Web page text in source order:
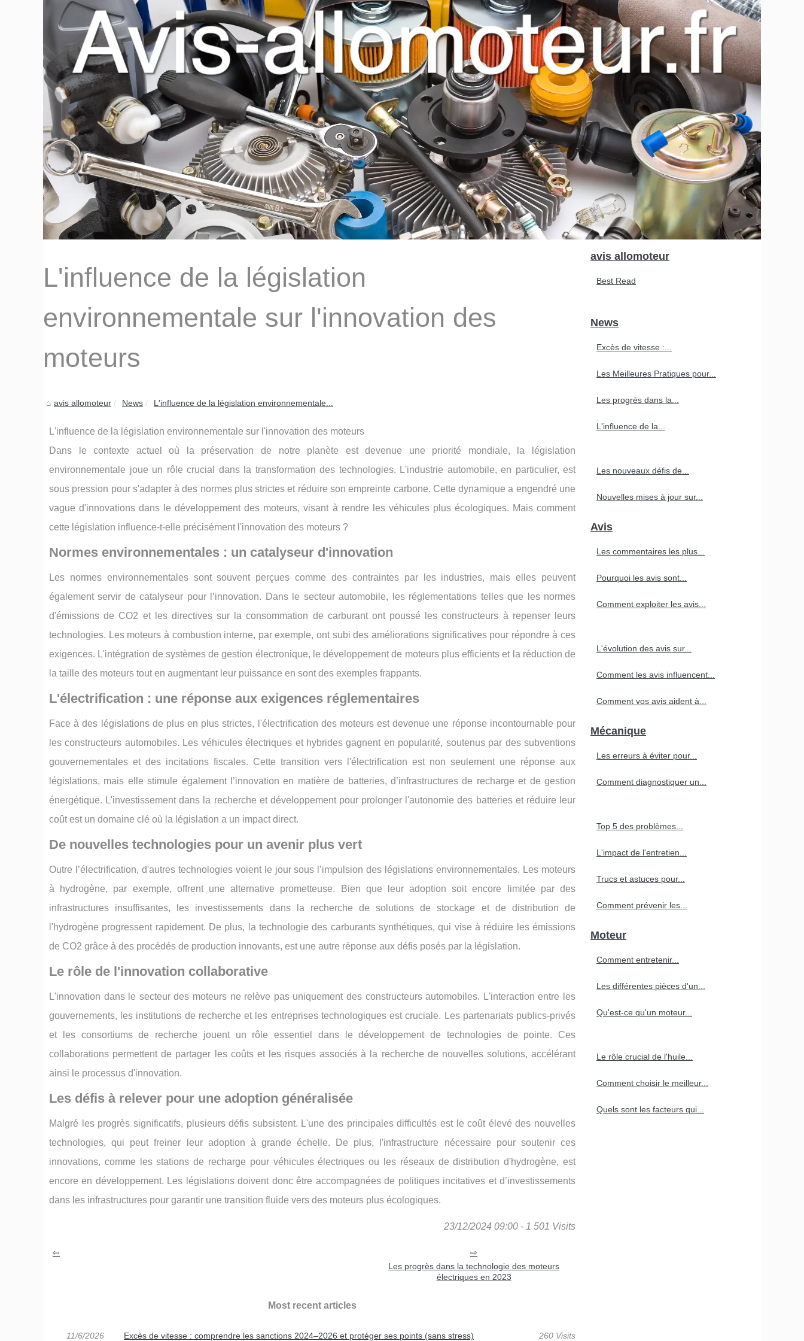
L'influence de la législation
environnementale sur l'innovation des
moteurs
avis allomoteur News L'influence de la législation environnementale...
L'influence de la législation environnementale sur l'innovation des moteurs
Dans le contexte actuel où la préservation de notre planète est devenue une priorité mondiale, la législation
environnementale joue un rôle crucial dans la transformation des technologies. L'industrie automobile, en particulier, est
sous pression pour s'adapter à des normes plus strictes et réduire son empreinte carbone. Cette dynamique a engendré une
vague d'innovations dans le développement des moteurs, visant à rendre les véhicules plus écologiques. Mais comment
cette législation influence-t-elle précisément l'innovation des moteurs ?
Normes environnementales : un catalyseur d'innovation
Les normes environnementales sont souvent perçues comme des contraintes par les industries, mais elles peuvent
également servir de catalyseur pour l’innovation. Dans le secteur automobile, les réglementations telles que les normes
d'émissions de CO2 et les directives sur la consommation de carburant ont poussé les constructeurs à repenser leurs
technologies. Les moteurs à combustion interne, par exemple, ont subi des améliorations significatives pour répondre à ces
exigences. L'intégration de systèmes de gestion électronique, le développement de moteurs plus efficients et la réduction de
la taille des moteurs tout en augmentant leur puissance en sont des exemples frappants.
L'électrification : une réponse aux exigences réglementaires
Face à des législations de plus en plus strictes, l'électrification des moteurs est devenue une réponse incontournable pour
les constructeurs automobiles. Les véhicules électriques et hybrides gagnent en popularité, soutenus par des subventions
gouvernementales et des incitations fiscales. Cette transition vers l'électrification est non seulement une réponse aux
législations, mais elle stimule également l’innovation en matière de batteries, d’infrastructures de recharge et de gestion
énergétique. L'investissement dans la recherche et développement pour prolonger l'autonomie des batteries et réduire leur
coût est un domaine clé où la législation a un impact direct.
De nouvelles technologies pour un avenir plus vert
Outre l’électrification, d'autres technologies voient le jour sous l’impulsion des législations environnementales. Les moteurs
à hydrogène, par exemple, offrent une alternative prometteuse. Bien que leur adoption soit encore limitée par des
infrastructures insuffisantes, les investissements dans la recherche de solutions de stockage et de distribution de
l'hydrogène progressent rapidement. De plus, la technologie des carburants synthétiques, qui vise à réduire les émissions
de CO2 grâce à des procédés de production innovants, est une autre réponse aux défis posés par la législation.
Le rôle de l'innovation collaborative
L'innovation dans le secteur des moteurs ne relève pas uniquement des constructeurs automobiles. L'interaction entre les
gouvernements, les institutions de recherche et les entreprises technologiques est cruciale. Les partenariats publics-privés
et les consortiums de recherche jouent un rôle essentiel dans le développement de technologies de pointe. Ces
collaborations permettent de partager les coûts et les risques associés à la recherche de nouvelles solutions, accélérant
ainsi le processus d'innovation.
Les défis à relever pour une adoption généralisée
Malgré les progrès significatifs, plusieurs défis subsistent. L'une des principales difficultés est le coût élevé des nouvelles
technologies, qui peut freiner leur adoption à grande échelle. De plus, l'infrastructure nécessaire pour soutenir ces
innovations, comme les stations de recharge pour véhicules électriques ou les réseaux de distribution d'hydrogène, est
encore en développement. Les législations doivent donc être accompagnées de politiques incitatives et d’investissements
dans les infrastructures pour garantir une transition fluide vers des moteurs plus écologiques.
23/12/2024 09:00 - 1 501 Visits
Les progrès dans la technologie des moteurs
électriques en 2023
Most recent articles
11/6/2026 Excès de vitesse : comprendre les sanctions 2024–2026 et protéger ses points (sans stress) 260 Visits
avis allomoteur
Best Read
News
Excès de vitesse :...
Les Meilleures Pratiques pour...
Les progrès dans la...
L'influence de la...
Les nouveaux défis de...
Nouvelles mises à jour sur...
Avis
Les commentaires les plus...
Pourquoi les avis sont...
Comment exploiter les avis...
L'évolution des avis sur...
Comment les avis influencent...
Comment vos avis aident à...
Mécanique
Les erreurs à éviter pour...
Comment diagnostiquer un...
Top 5 des problèmes...
L'impact de l'entretien...
Trucs et astuces pour...
Comment prévenir les...
Moteur
Comment entretenir...
Les différentes pièces d'un...
Qu'est-ce qu'un moteur...
Le rôle crucial de l'huile...
Comment choisir le meilleur...
Quels sont les facteurs qui...